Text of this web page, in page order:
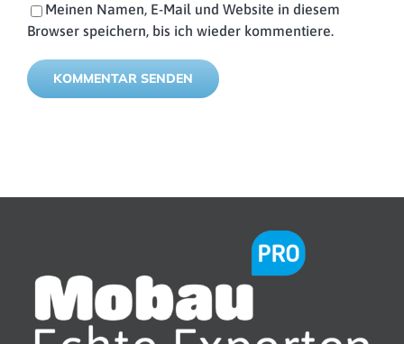
Meinen Namen, E-Mail und Website in diesem
Browser speichern, bis ich wieder kommentiere.